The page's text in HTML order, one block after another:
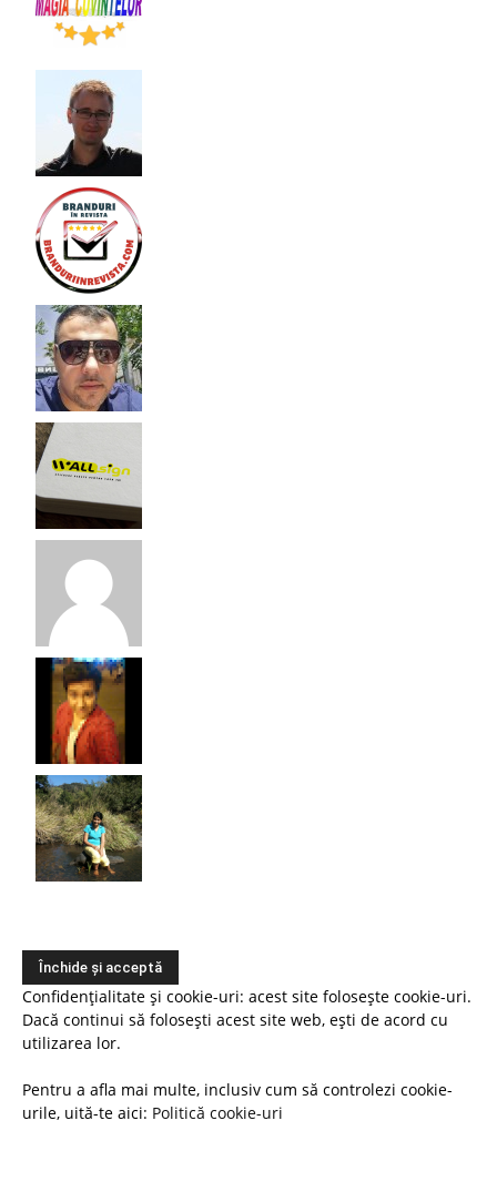
Confidențialitate și cookie-uri: acest site folosește cookie-uri.
Dacă continui să folosești acest site web, ești de acord cu
utilizarea lor.
Pentru a afla mai multe, inclusiv cum să controlezi cookie-
urile, uită-te aici: Politică cookie-uri